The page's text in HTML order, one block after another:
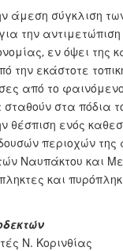
άμεση σύγκλιση
την
εν όψει της
την εκάστοτε
από το
σταθούν στα πόδια
θέσπιση ενός
περιοχών
Ναυπάκτου και
και
Ν. Κορινθίας